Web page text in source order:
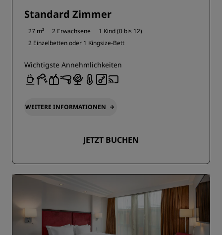
Standard Zimmer
27 m² 2 Erwachsene
1 Kind (0 bis 12)
2 Einzelbetten oder 1 Kingsize-Bett
Wichtigste Annehmlichkeiten
WEITERE INFORMATIONEN
JETZT BUCHEN